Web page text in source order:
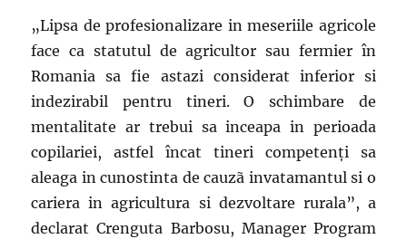
„Lipsa de profesionalizare in meseriile agricole
face ca statutul de agricultor sau fermier în
Romania sa fie astazi considerat inferior si
indezirabil pentru tineri. O schimbare de
mentalitate ar trebui sa inceapa in perioada
copilariei, astfel încat tineri competenți sa
aleaga in cunostinta de cauzã invatamantul si o
cariera in agricultura si dezvoltare rurala”, a
declarat Crenguta Barbosu, Manager Program